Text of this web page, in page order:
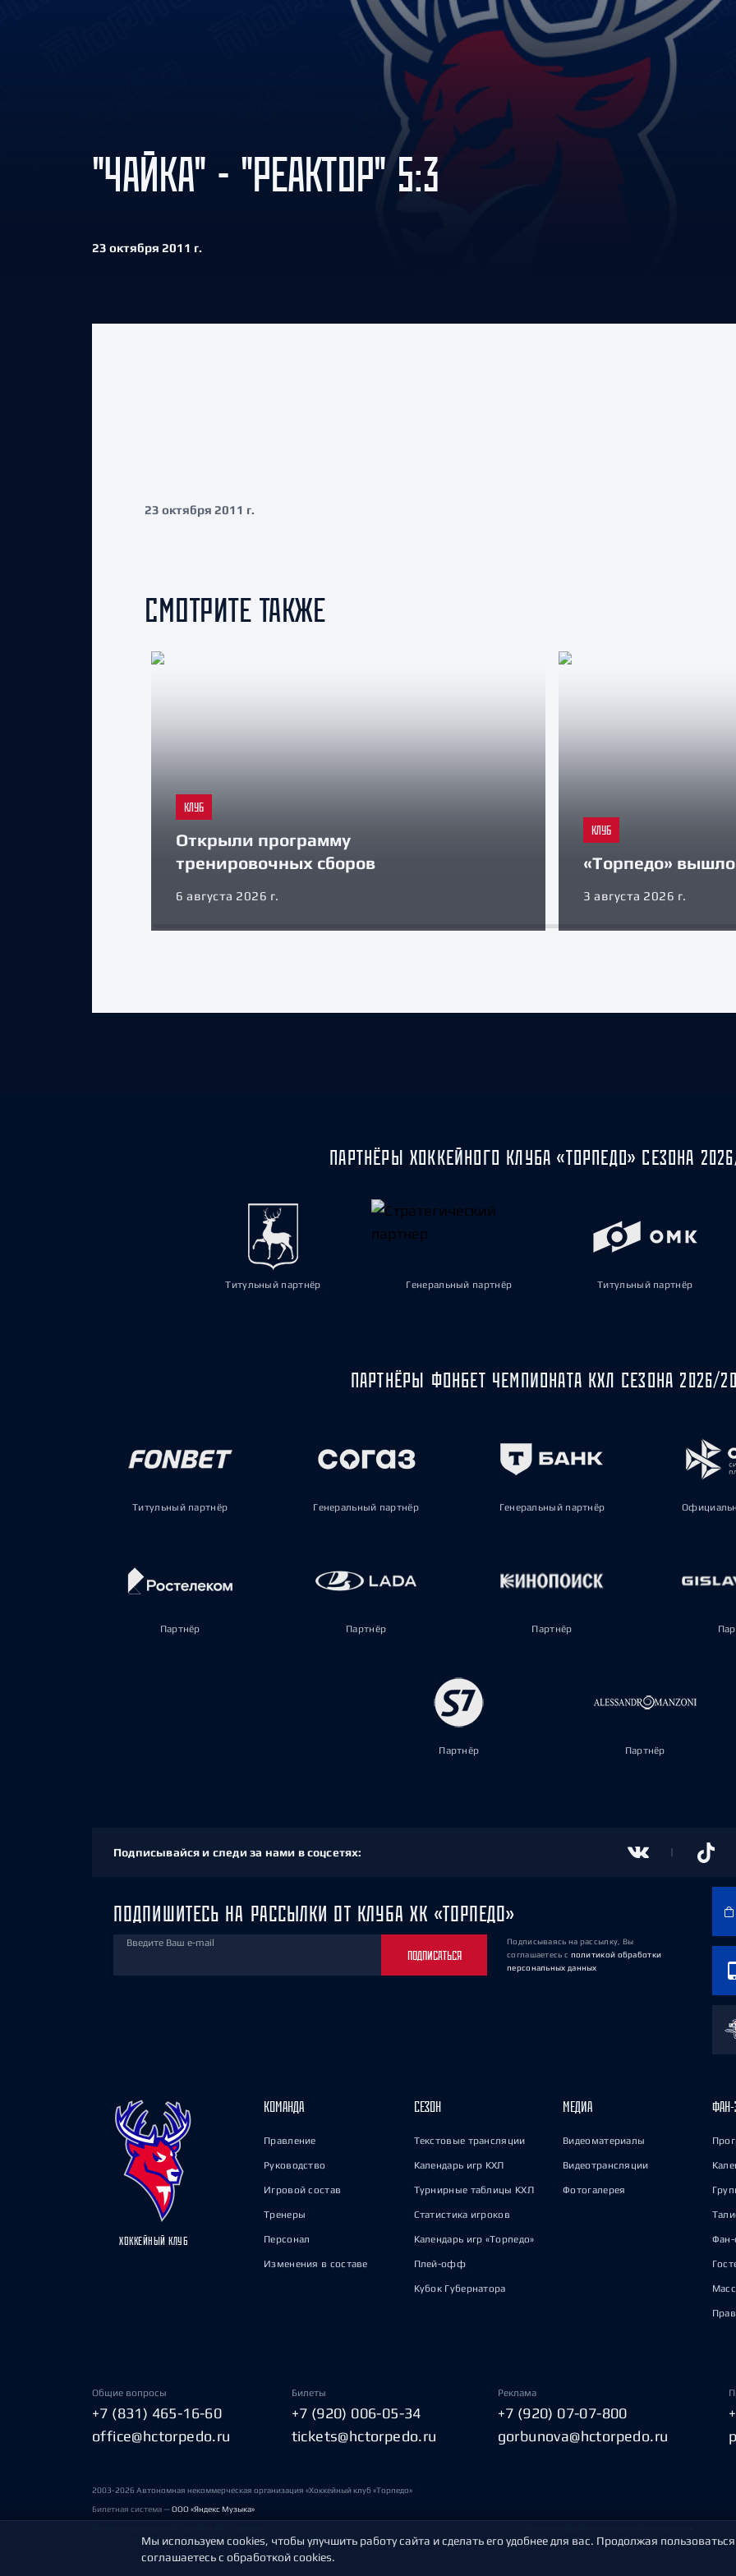
Амур
Барыс
Салават Юлаев
Сибирь
"ЧАЙКА" - "РЕАКТОР" 5:3
23 октября 2011 г.
23 октября 2011 г.
СМОТРИТЕ ТАКЖЕ
КЛУБ
Открыли программу
тренировочных сборов
6 августа 2026 г.
КЛУБ
«Торпедо» вышло
3 августа 2026 г.
ПАРТНЁРЫ ХОККЕЙНОГО КЛУБА «ТОРПЕДО» СЕЗОНА
Титульный партнёр Генеральный партнёр Титульный партнёр
ПАРТНЁРЫ ФОНБЕТ ЧЕМПИОНАТА КХЛ СЕЗОНА 2026/
Титульный партнёр Генеральный партнёр Генеральный партнёр
Партнёр Партнёр Партнёр
Партнёр Партнёр
Подписывайся и следи за нами в соцсетях:
ПОДПИШИТЕСЬ НА РАССЫЛКИ ОТ КЛУБА ХК «ТОРПЕДО»
Введите Ваш e-mail
ПОДПИСАТЬСЯ
Подписываясь на рассылку, Вы
соглашаетесь с политикой обработки
персональных данных
ХОККЕЙНЫЙ КЛУБ
КОМАНДА
Правление
Руководство
Игровой состав
Тренеры
Персонал
Изменения в составе
СЕЗОН
Текстовые трансляции
Календарь игр КХЛ
Турнирные таблицы КХЛ
Статистика игроков
Календарь игр «Торпедо»
Плей-офф
Кубок Губернатора
МЕДИА
Видеоматериалы
Видеотрансляции
Фотогалерея
ФАН-
Фан-
Общие вопросы
+7 (831) 465-16-60
office@hctorpedo.ru
Билеты
+7 (920) 006-05-34
tickets@hctorpedo.ru
Реклама
+7 (920) 07-07-800
gorbunova@hctorpedo.ru
2003-2026 Автономная некоммерческая организация «Хоккейный клуб «Торпедо»
Билетная система —ООО «Яндекс Музыка»
Мы используем cookies, чтобы улучшить работу сайта и сделать его удобнее для вас. Продолжая
соглашаетесь с обработкой cookies.